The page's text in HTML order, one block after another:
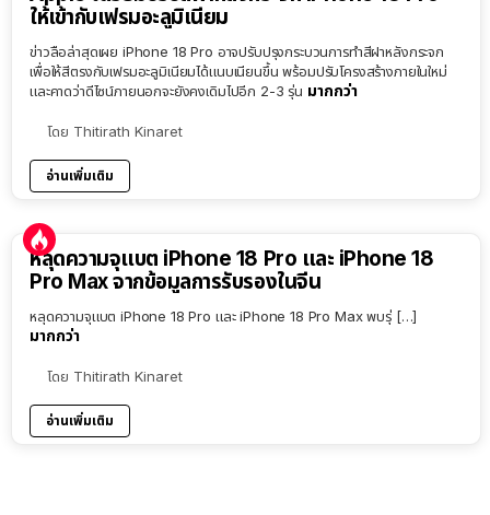
ให้เข้ากับเฟรมอะลูมิเนียม
ข่าวลือล่าสุดเผย iPhone 18 Pro อาจปรับปรุงกระบวนการทำสีฝาหลังกระจก
เพื่อให้สีตรงกับเฟรมอะลูมิเนียมได้แนบเนียนขึ้น พร้อมปรับโครงสร้างภายในใหม่
และคาดว่าดีไซน์ภายนอกจะยังคงเดิมไปอีก 2-3 รุ่น มากกว่า
โดย Thitirath Kinaret
อ่านเพิ่มเติม
หลุดความจุแบต iPhone 18 Pro และ iPhone 18
Pro Max จากข้อมูลการรับรองในจีน
หลุดความจุแบต iPhone 18 Pro และ iPhone 18 Pro Max พบรุ่ […]
มากกว่า
โดย Thitirath Kinaret
อ่านเพิ่มเติม